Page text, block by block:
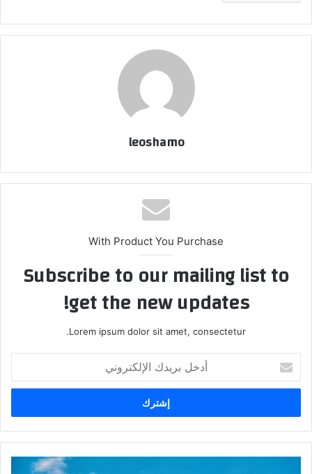
leoshamo
With Product You Purchase
Subscribe to our mailing list to
get the new updates!
Lorem ipsum dolor sit amet, consectetur.
بريدك
الإلكتروني